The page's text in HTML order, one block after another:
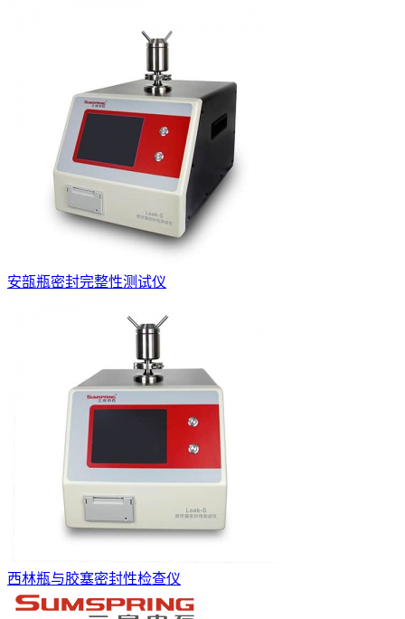
安瓿瓶密封完整性测试仪
西林瓶与胶塞密封性检查仪